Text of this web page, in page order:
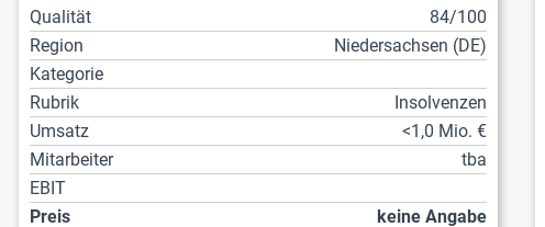
Qualität
84/100
Region
Niedersachsen (DE)
Kategorie
Rubrik
Insolvenzen
Umsatz
<1,0 Mio. €
Mitarbeiter
tba
EBIT
Preis
keine Angabe